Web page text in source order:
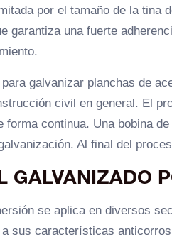
por el tamaño de la tina
garantiza una fuerte
galvanizar planchas de
civil en general. El
forma continua. Una bobina
Al final del
GALVANIZADO
se aplica en diversos
sus características